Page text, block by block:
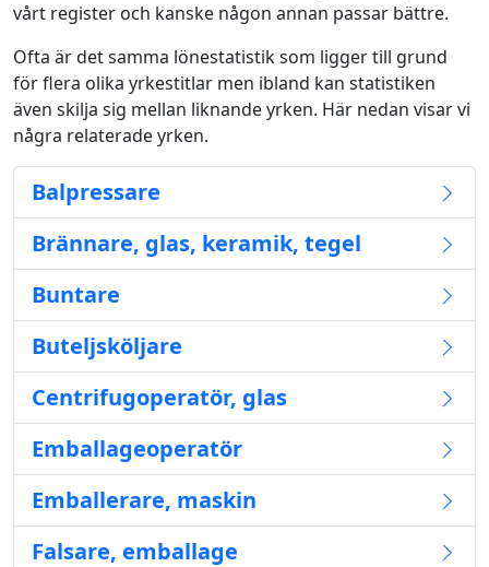
vårt register och kanske någon annan passar bättre.
Ofta är det samma lönestatistik som ligger till grund
för flera olika yrkestitlar men ibland kan statistiken
även skilja sig mellan liknande yrken. Här nedan visar vi
några relaterade yrken.
Balpressare
Brännare, glas, keramik, tegel
Buntare
Buteljsköljare
Centrifugoperatör, glas
Emballageoperatör
Emballerare, maskin
Falsare, emballage